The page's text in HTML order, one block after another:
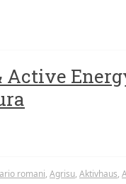
Active
romani, Agrisu, Aktivhaus,